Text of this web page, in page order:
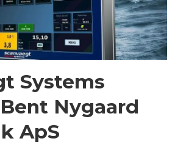
Systems
Nygaard
ApS